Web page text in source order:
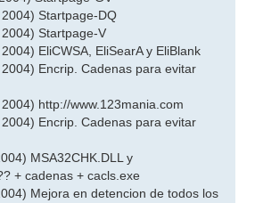
Startpage-DQ
Startpage-V
EliCWSA, EliSearA y EliBlank
Encrip. Cadenas para evitar
http://www.123mania.com
Encrip. Cadenas para evitar
MSA32CHK.DLL y
+ cadenas + cacls.exe
Mejora en detencion de todos los